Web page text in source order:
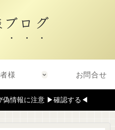
ログ
様 お問合せ
偽情報に注意 ▶確認する◀